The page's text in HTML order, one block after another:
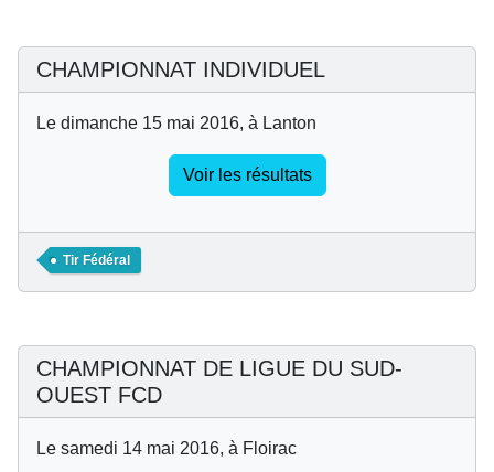
CHAMPIONNAT INDIVIDUEL
Le dimanche 15 mai 2016, à Lanton
Voir les résultats
Tir Fédéral
CHAMPIONNAT DE LIGUE DU SUD-
OUEST FCD
Le samedi 14 mai 2016, à Floirac